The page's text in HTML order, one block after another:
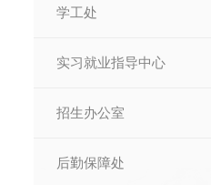
学工处
实习就业指导中心
招生办公室
后勤保障处